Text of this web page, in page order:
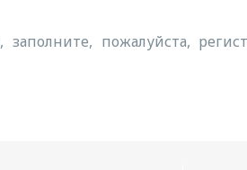
пожалуйста,